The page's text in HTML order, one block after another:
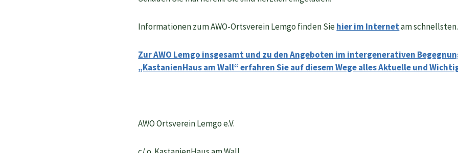
Informationen zum AWO-Ortsverein Lemgo finden Siehier im Internetam schnellsten.
Zur AWO Lemgo insgesamt und zu den Angeboten im intergenerativen
„KastanienHaus am Wall“ erfahren Sie auf diesem Wege alles Aktuelle und
AWO Ortsverein Lemgo e.V.